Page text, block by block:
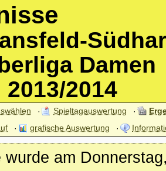
Damen
2014
Spieltagauswertung
grafische Auswertung
wurde am